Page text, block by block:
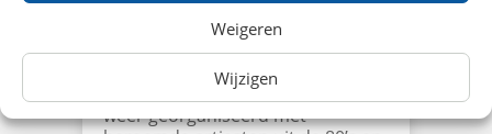
Weigeren
Wijzigen
Trein naar Night at the Park
Ook in 2017 wordt het jaarlijkse
muziekfestival Night at the Park
weer georganiseerd met